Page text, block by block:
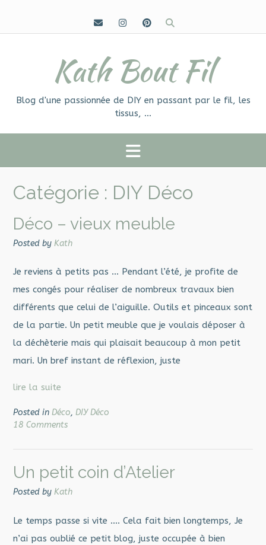
content
Kath Bout Fil
Blog d'une passionnée de DIY en passant par le fil, les
tissus, …
Catégorie : DIY Déco
Déco – vieux meuble
Posted by Kath
Je reviens à petits pas … Pendant l’été, je profite de
mes congés pour réaliser de nombreux travaux bien
différents que celui de l’aiguille. Outils et pinceaux sont
de la partie. Un petit meuble que je voulais déposer à
la déchèterie mais qui plaisait beaucoup à mon petit
mari. Un bref instant de réflexion, juste
lire la suite
Posted in Déco, DIY Déco
18 Comments
Un petit coin d’Atelier
Posted by Kath
Le temps passe si vite …. Cela fait bien longtemps, Je
n’ai pas oublié ce petit blog, juste occupée à bien